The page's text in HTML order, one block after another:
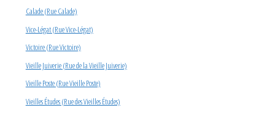
Calade (Rue Calade)
Vice-Légat (Rue Vice-Légat)
Victoire (Rue Victoire)
Vieille Juiverie (Rue de la Vieille Juiverie)
Vieille Poste (Rue Vieille Poste)
Vieilles Études (Rue des Vieilles Études)